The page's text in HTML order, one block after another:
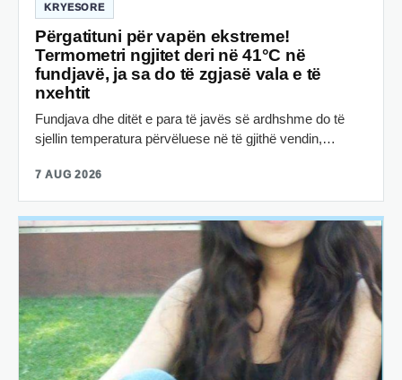
KRYESORE
Përgatituni për vapën ekstreme!
Termometri ngjitet deri në 41°C në
fundjavë, ja sa do të zgjasë vala e të
nxehtit
Fundjava dhe ditët e para të javës së ardhshme do të
sjellin temperatura përvëluese në të gjithë vendin,…
7 AUG 2026